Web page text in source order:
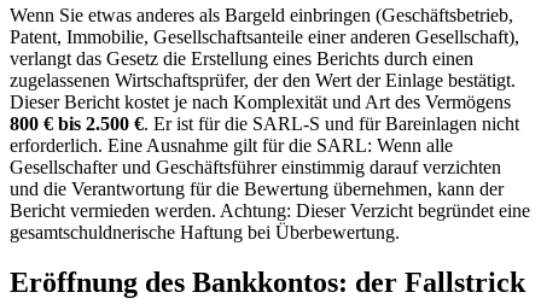
Wenn Sie etwas anderes als Bargeld einbringen (Geschäftsbetrieb,
Patent, Immobilie, Gesellschaftsanteile einer anderen Gesellschaft),
verlangt das Gesetz die Erstellung eines Berichts durch einen
zugelassenen Wirtschaftsprüfer, der den Wert der Einlage bestätigt.
Dieser Bericht kostet je nach Komplexität und Art des Vermögens
800 € bis 2.500 €. Er ist für die SARL-S und für Bareinlagen nicht
erforderlich. Eine Ausnahme gilt für die SARL: Wenn alle
Gesellschafter und Geschäftsführer einstimmig darauf verzichten
und die Verantwortung für die Bewertung übernehmen, kann der
Bericht vermieden werden. Achtung: Dieser Verzicht begründet eine
gesamtschuldnerische Haftung bei Überbewertung.
Eröffnung des Bankkontos: der Fallstrick